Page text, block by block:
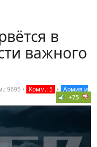
в
важного
9695 • Комм.: 5 • Армия и
+75